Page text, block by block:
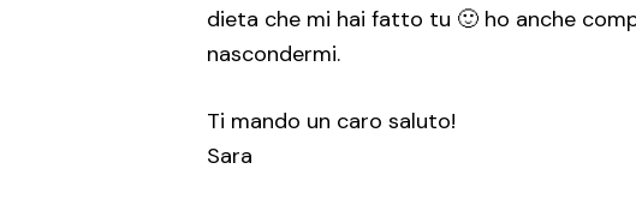
dieta che mi hai fatto tu 🙂 ho anche
nascondermi.
Ti mando un caro saluto!
Sara